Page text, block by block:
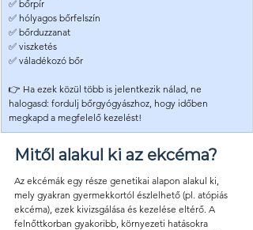
✅ bőrpír
✅ hólyagos bőrfelszín
✅ bőrduzzanat
✅ viszketés
✅ váladékozó bőr
👉 Ha ezek közül több is jelentkezik nálad, ne
halogasd: fordulj bőrgyógyászhoz, hogy időben
megkapd a megfelelő kezelést!
Mitől alakul ki az ekcéma?
Az ekcémák egy része genetikai alapon alakul ki,
mely gyakran gyermekkortól észlelhető (pl. atópiás
ekcéma), ezek kivizsgálása és kezelése eltérő. A
felnőttkorban gyakoribb, környezeti hatásokra